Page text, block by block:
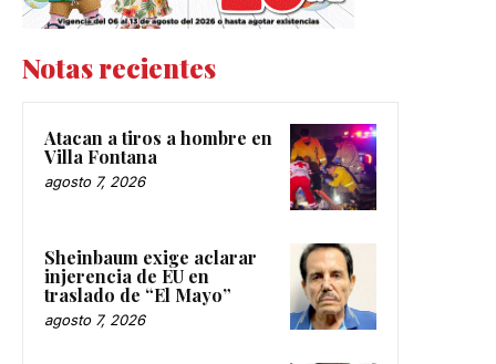
Notas recientes
Atacan a tiros a hombre en
Villa Fontana
agosto 7, 2026
Sheinbaum exige aclarar
injerencia de EU en
traslado de “El Mayo”
agosto 7, 2026